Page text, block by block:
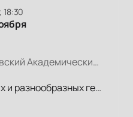
18:30
Ростов-на-Дону, Ростовский Академический Театр Драмы, Большая сцена
Погрузитесь в мир ярких и разнообразных героев, объединенных желанием быть счастливыми и стремлением к любви, в спектакле «Женитьба» – последней работе выдающегося режиссера Сергея Арцибашева, который навсегда оставил свой след на отечественной сцене.